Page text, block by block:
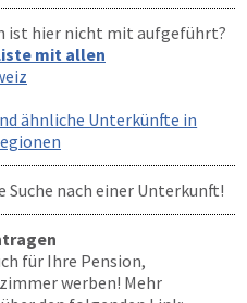
ist hier nicht mit aufgeführt?
mit allen
ähnliche Unterkünfte in
Suche nach einer Unterkunft!
für Ihre Pension,
werben! Mehr